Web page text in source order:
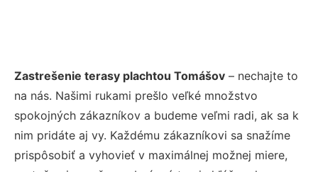
Zastrešenie terasy plachtou Tomášov – nechajte to
na nás. Našimi rukami prešlo veľké množstvo
spokojných zákazníkov a budeme veľmi radi, ak sa k
nim pridáte aj vy. Každému zákazníkovi sa snažíme
prispôsobiť a vyhovieť v maximálnej možnej miere,